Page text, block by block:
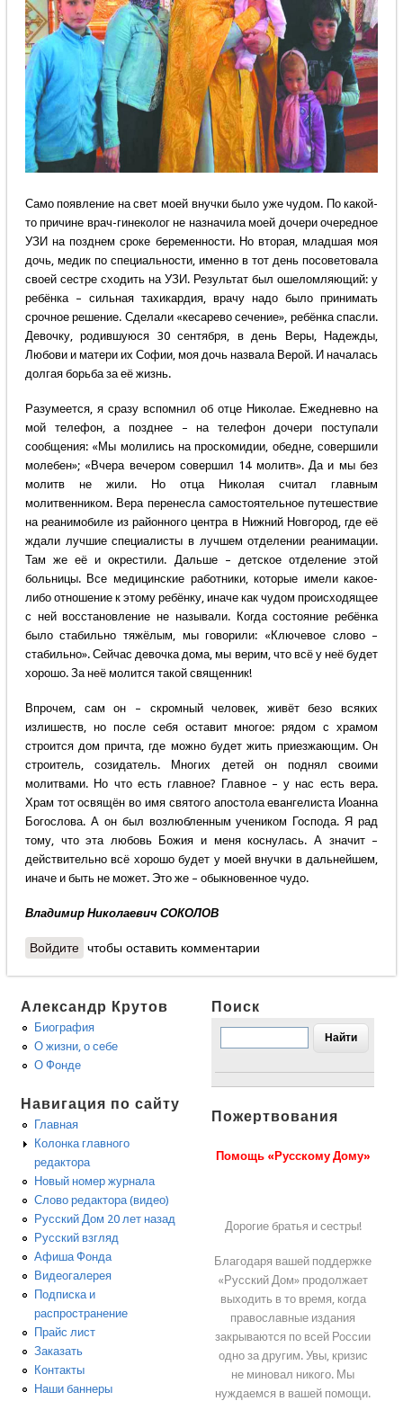
Само появление на свет моей внучки было уже чудом. По какой-
то причине врач-гинеколог не назначила моей дочери очередное
УЗИ на позднем сроке беременности. Но вторая, младшая моя
дочь, медик по специальности, именно в тот день посоветовала
своей сестре сходить на УЗИ. Результат был ошеломляющий: у
ребёнка – сильная тахикардия, врачу надо было принимать
срочное решение. Сделали «кесарево сечение», ребёнка спасли.
Девочку, родившуюся 30 сентября, в день Веры, Надежды,
Любови и матери их Софии, моя дочь назвала Верой. И началась
долгая борьба за её жизнь.
Разумеется, я сразу вспомнил об отце Николае. Ежедневно на
мой телефон, а позднее – на телефон дочери поступали
сообщения: «Мы молились на проскомидии, обедне, совершили
молебен»; «Вчера вечером совершил 14 молитв». Да и мы без
молитв не жили. Но отца Николая считал главным
молитвенником. Вера перенесла самостоятельное путешествие
на реанимобиле из районного центра в Нижний Новгород, где её
ждали лучшие специалисты в лучшем отделении реанимации.
Там же её и окрестили. Дальше – детское отделение этой
больницы. Все медицинские работники, которые имели какое-
либо отношение к этому ребёнку, иначе как чудом происходящее
с ней восстановление не называли. Когда состояние ребёнка
было стабильно тяжёлым, мы говорили: «Ключевое слово –
стабильно». Сейчас девочка дома, мы верим, что всё у неё будет
хорошо. За неё молится такой священник!
Впрочем, сам он – скромный человек, живёт безо всяких
излишеств, но после себя оставит многое: рядом с храмом
строится дом причта, где можно будет жить приезжающим. Он
строитель, созидатель. Многих детей он поднял своими
молитвами. Но что есть главное? Главное – у нас есть вера.
Храм тот освящён во имя святого апостола евангелиста Иоанна
Богослова. А он был возлюбленным учеником Господа. Я рад
тому, что эта любовь Божия и меня коснулась. А значит –
действительно всё хорошо будет у моей внучки в дальнейшем,
иначе и быть не может. Это же – обыкновенное чудо.
Владимир Николаевич СОКОЛОВ
Войдите чтобы оставить комментарии
Александр Крутов
Биография
О жизни, о себе
О Фонде
Навигация по сайту
Главная
Колонка главного
редактора
Новый номер журнала
Слово редактора (видео)
Русский Дом 20 лет назад
Русский взгляд
Афиша Фонда
Видеогалерея
Подписка и
распространение
Прайс лист
Заказать
Контакты
Наши баннеры
Поиск
Пожертвования
Помощь «Русскому Дому»
Дорогие братья и сестры!
Благодаря вашей поддержке
«Русский Дом» продолжает
выходить в то время, когда
православные издания
закрываются по всей России
одно за другим. Увы, кризис
не миновал никого. Мы
нуждаемся в вашей помощи.